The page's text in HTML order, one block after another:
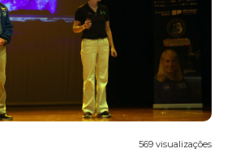
569 visualizações